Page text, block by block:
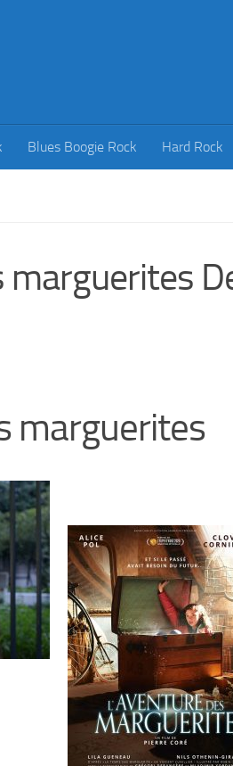
Blues Boogie Rock Hard Rock
marguerites
marguerites